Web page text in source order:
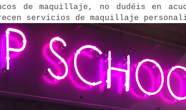
de maquillaje, no dudéis en
servicios de maquillaje